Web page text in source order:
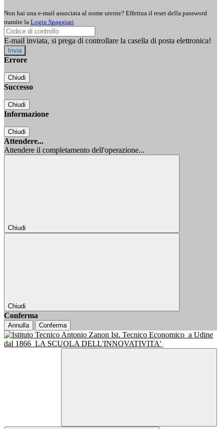
Non hai una e-mail associata al nome utente? Effettua il reset della password
tramite la Login Spaggiari
E-mail inviata, si prega di controllare la casella di posta elettronica!
Errore
Chiudi
Successo
Chiudi
Informazione
Chiudi
Attendere...
Attendere il completamento dell'operazione...
Chiudi
Chiudi
Conferma
Annulla Conferma
Ist. Tecnico Economico a Udine
dal 1866 LA SCUOLA DELL'INNOVATIVITA'